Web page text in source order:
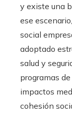
y existe una
ese
social
adoptado
salud y
programas
impactos
cohesión